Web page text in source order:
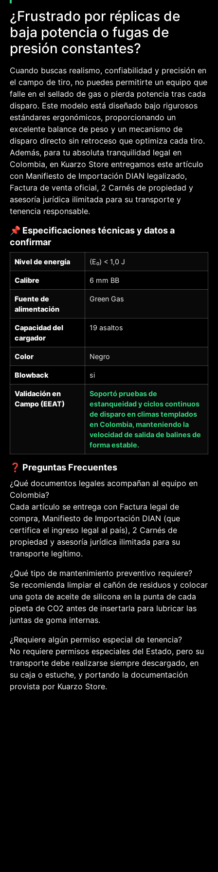
¿Frustrado por réplicas de
baja potencia o fugas de
presión constantes?
Cuando buscas realismo, confiabilidad y precisión en
el campo de tiro, no puedes permitirte un equipo que
falle en el sellado de gas o pierda potencia tras cada
disparo. Este modelo está diseñado bajo rigurosos
estándares ergonómicos, proporcionando un
excelente balance de peso y un mecanismo de
disparo directo sin retroceso que optimiza cada tiro.
Además, para tu absoluta tranquilidad legal en
Colombia, en Kuarzo Store entregamos este artículo
con Manifiesto de Importación DIAN legalizado,
Factura de venta oficial, 2 Carnés de propiedad y
asesoría jurídica ilimitada para su transporte y
tenencia responsable.
📌 Especificaciones técnicas y datos a
confirmar
Nivel de energía (E₀) < 1,0 J
Calibre 6 mm BB
Fuente de
alimentación
Green Gas
Capacidad del
cargador
19 asaltos
Color Negro
Blowback si
Validación en
Campo (EEAT)
Soportó pruebas de
estanqueidad y ciclos continuos
de disparo en climas templados
en Colombia, manteniendo la
velocidad de salida de balines de
forma estable.
❓ Preguntas Frecuentes
¿Qué documentos legales acompañan al equipo en
Colombia?
Cada artículo se entrega con Factura legal de
compra, Manifiesto de Importación DIAN (que
certifica el ingreso legal al país), 2 Carnés de
propiedad y asesoría jurídica ilimitada para su
transporte legítimo.
¿Qué tipo de mantenimiento preventivo requiere?
Se recomienda limpiar el cañón de residuos y colocar
una gota de aceite de silicona en la punta de cada
pipeta de CO2 antes de insertarla para lubricar las
juntas de goma internas.
¿Requiere algún permiso especial de tenencia?
No requiere permisos especiales del Estado, pero su
transporte debe realizarse siempre descargado, en
su caja o estuche, y portando la documentación
provista por Kuarzo Store.